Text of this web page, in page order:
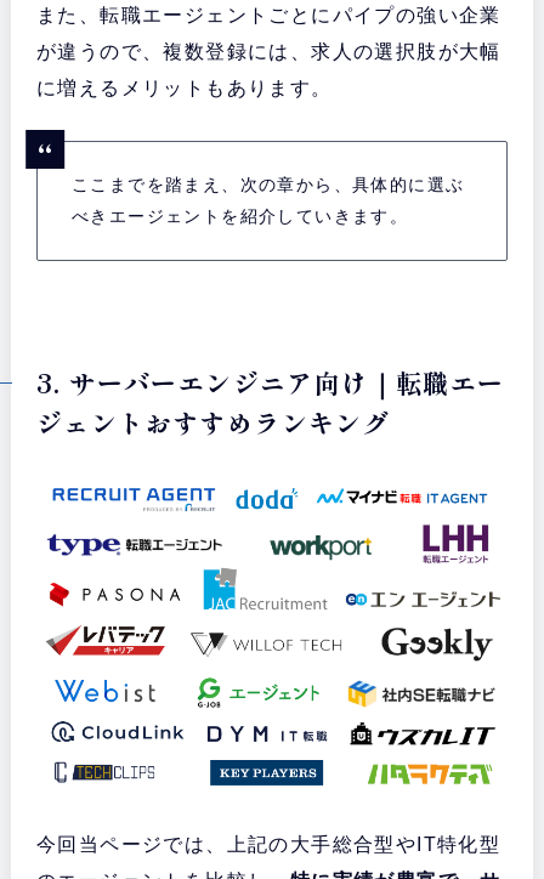
また、転職エージェントごとにパイプの強い企業
が違うので、複数登録には、求人の選択肢が大幅
に増えるメリットもあります。
ここまでを踏まえ、次の章から、具体的に選ぶ
べきエージェントを紹介していきます。
3. サーバーエンジニア向け｜転職エー
ジェントおすすめランキング
今回当ページでは、上記の大手総合型やIT特化型